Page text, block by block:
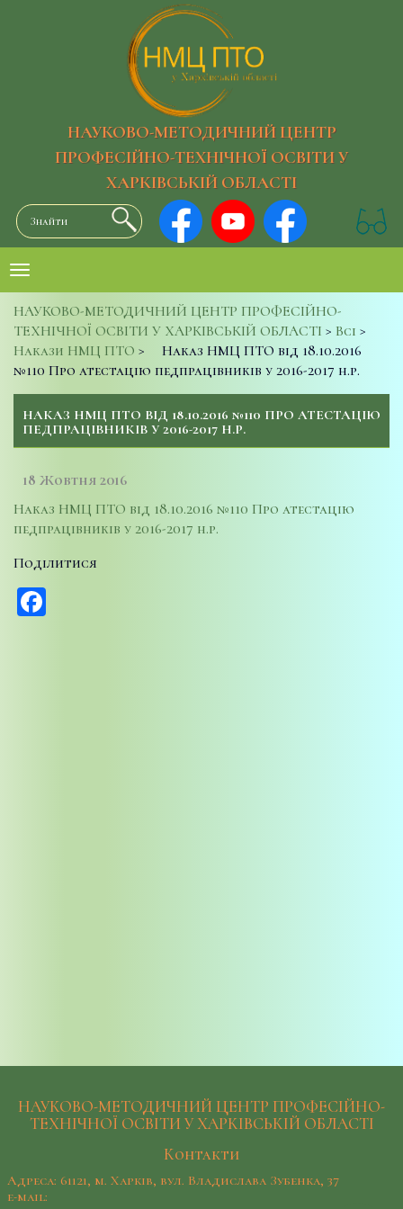
НАУКОВО-МЕТОДИЧНИЙ ЦЕНТР
ПРОФЕСІЙНО-ТЕХНІЧНОЇ ОСВІТИ У
ХАРКІВСЬКІЙ ОБЛАСТІ
НАУКОВО-МЕТОДИЧНИЙ ЦЕНТР ПРОФЕСІЙНО-
ТЕХНІЧНОЇ ОСВІТИ У ХАРКІВСЬКІЙ ОБЛАСТІ > Всі >
Накази НМЦ ПТО >
Наказ НМЦ ПТО від 18.10.2016
№110 Про атестацію педпрацівників у 2016-2017 н.р.
НАКАЗ НМЦ ПТО ВІД 18.10.2016 №110 ПРО АТЕСТАЦІЮ
ПЕДПРАЦІВНИКІВ У 2016-2017 Н.Р.
18 Жовтня 2016
Наказ НМЦ ПТО від 18.10.2016 №110 Про атестацію
педпрацівників у 2016-2017 н.р.
Поділитися
НАУКОВО-МЕТОДИЧНИЙ ЦЕНТР ПРОФЕСІЙНО-
ТЕХНІЧНОЇ ОСВІТИ У ХАРКІВСЬКІЙ ОБЛАСТІ
Контакти
Адреса: 61121, м. Харків, вул. Владислава Зубенка, 37
e-mail: